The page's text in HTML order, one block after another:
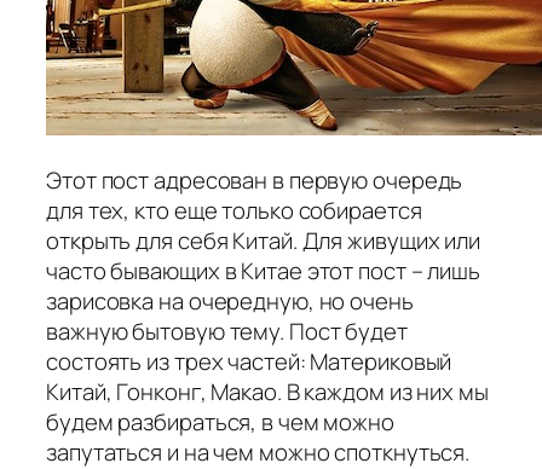
Этот пост адресован в первую очередь
для тех, кто еще только собирается
открыть для себя Китай. Для живущих или
часто бывающих в Китае этот пост – лишь
зарисовка на очередную, но очень
важную бытовую тему. Пост будет
состоять из трех частей: Материковый
Китай, Гонконг, Макао. В каждом из них мы
будем разбираться, в чем можно
запутаться и на чем можно споткнуться.